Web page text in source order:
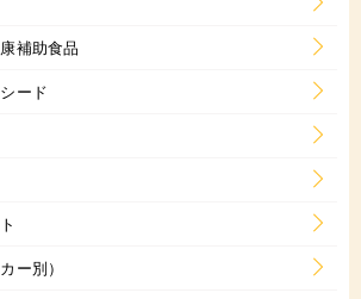
補助食品
ード
ー別）